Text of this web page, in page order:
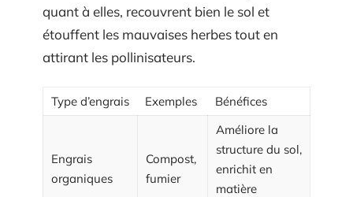
quant à elles, recouvrent bien le sol et
étouffent les mauvaises herbes tout en
attirant les pollinisateurs.
Type d’engrais Exemples Bénéfices
Engrais
organiques
Compost,
fumier
Améliore la
structure du sol,
enrichit en
matière